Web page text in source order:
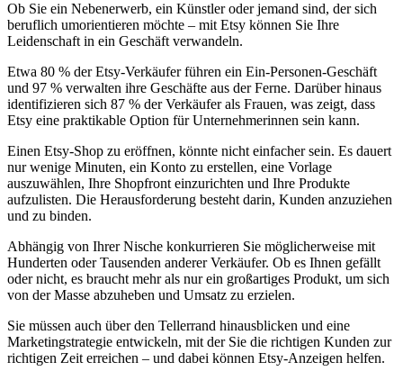
Ob Sie ein Nebenerwerb, ein Künstler oder jemand sind, der sich
beruflich umorientieren möchte – mit Etsy können Sie Ihre
Leidenschaft in ein Geschäft verwandeln.
Etwa 80 % der Etsy-Verkäufer führen ein Ein-Personen-Geschäft
und 97 % verwalten ihre Geschäfte aus der Ferne. Darüber hinaus
identifizieren sich 87 % der Verkäufer als Frauen, was zeigt, dass
Etsy eine praktikable Option für Unternehmerinnen sein kann.
Einen Etsy-Shop zu eröffnen, könnte nicht einfacher sein. Es dauert
nur wenige Minuten, ein Konto zu erstellen, eine Vorlage
auszuwählen, Ihre Shopfront einzurichten und Ihre Produkte
aufzulisten. Die Herausforderung besteht darin, Kunden anzuziehen
und zu binden.
Abhängig von Ihrer Nische konkurrieren Sie möglicherweise mit
Hunderten oder Tausenden anderer Verkäufer. Ob es Ihnen gefällt
oder nicht, es braucht mehr als nur ein großartiges Produkt, um sich
von der Masse abzuheben und Umsatz zu erzielen.
Sie müssen auch über den Tellerrand hinausblicken und eine
Marketingstrategie entwickeln, mit der Sie die richtigen Kunden zur
richtigen Zeit erreichen – und dabei können Etsy-Anzeigen helfen.